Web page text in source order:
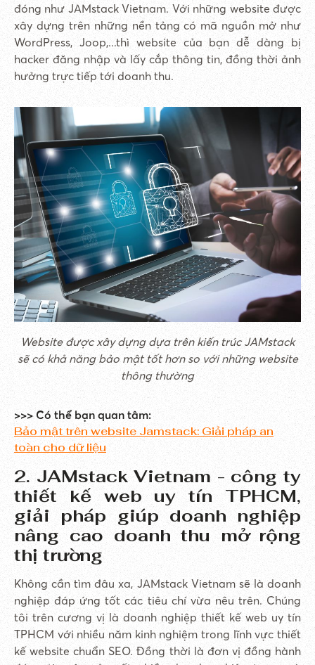
đóng như JAMstack Vietnam. Với những website được
xây dựng trên những nền tảng có mã nguồn mở như
WordPress, Joop,...thì website của bạn dễ dàng bị
hacker đăng nhập và lấy cắp thông tin, đồng thời ảnh
hưởng trực tiếp tới doanh thu.
Website được xây dựng dựa trên kiến trúc JAMstack
sẽ có khả năng bảo mật tốt hơn so với những website
thông thường
>>> Có thể bạn quan tâm:
Bảo mật trên website Jamstack: Giải pháp an
toàn cho dữ liệu
2. JAMstack Vietnam - công ty
thiết kế web uy tín TPHCM,
giải pháp giúp doanh nghiệp
nâng cao doanh thu mở rộng
thị trường
Không cần tìm đâu xa, JAMstack Vietnam sẽ là doanh
nghiệp đáp ứng tốt các tiêu chí vừa nêu trên. Chúng
tôi trên cương vị là doanh nghiệp thiết kế web uy tín
TPHCM với nhiều năm kinh nghiệm trong lĩnh vực thiết
kế website chuẩn SEO. Đồng thời là đơn vị đồng hành